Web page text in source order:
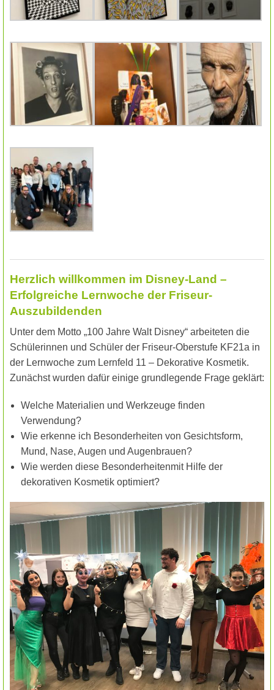
Herzlich willkommen im Disney-Land –
Erfolgreiche Lernwoche der Friseur-
Auszubildenden
Unter dem Motto „100 Jahre Walt Disney“ arbeiteten die
Schülerinnen und Schüler der Friseur-Oberstufe KF21a in
der Lernwoche zum Lernfeld 11 – Dekorative Kosmetik.
Zunächst wurden dafür einige grundlegende Frage geklärt:
Welche Materialien und Werkzeuge finden
Verwendung?
Wie erkenne ich Besonderheiten von Gesichtsform,
Mund, Nase, Augen und Augenbrauen?
Wie werden diese Besonderheitenmit Hilfe der
dekorativen Kosmetik optimiert?